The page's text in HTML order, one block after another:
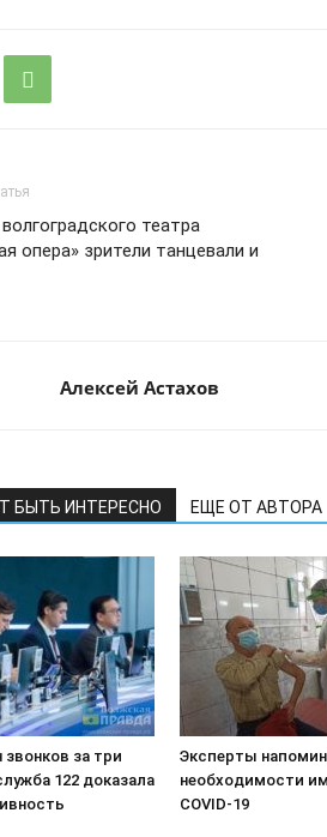
театра
опера» зрители танцевали и
Алексей Астахов
БЫТЬ ИНТЕРЕСНО ЕЩЕ ОТ АВТОРА
звонков за три
122 доказала
Эксперты
необходимости
COVID-19